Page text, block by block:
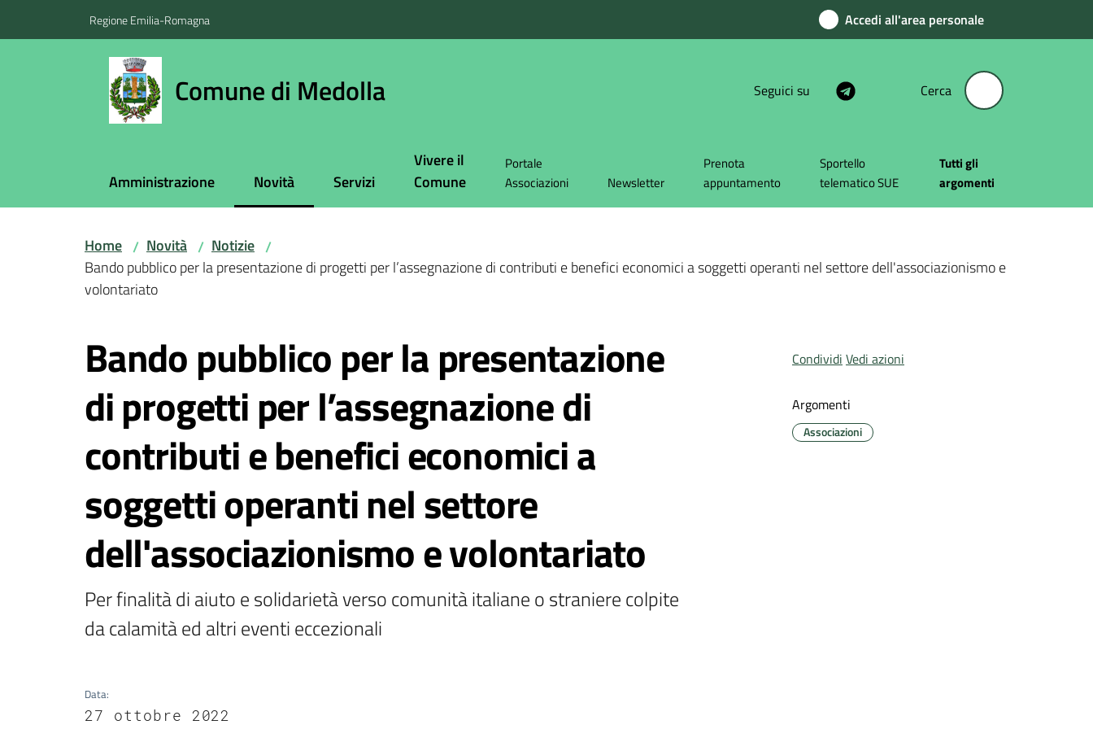
Regione Emilia-Romagna Accedi all'area personale
Comune di Medolla Seguici su Cerca
Amministrazione Novità
Menu selezionato
Servizi
Vivere il
Comune
Portale
Associazioni
Newsletter
Prenota
appuntamento
Sportello
telematico SUE
Tutti gli
argomenti
Home / Novità / Notizie /
Bando pubblico per la presentazione di progetti per l’assegnazione di contributi e benefici economici a soggetti operanti nel settore dell'associazionismo e
volontariato
Bando pubblico per la presentazione
di progetti per l’assegnazione di
contributi e benefici economici a
soggetti operanti nel settore
dell'associazionismo e volontariato
Per finalità di aiuto e solidarietà verso comunità italiane o straniere colpite
da calamità ed altri eventi eccezionali
Data:
27 ottobre 2022
Condividi Vedi azioni
Argomenti
Associazioni